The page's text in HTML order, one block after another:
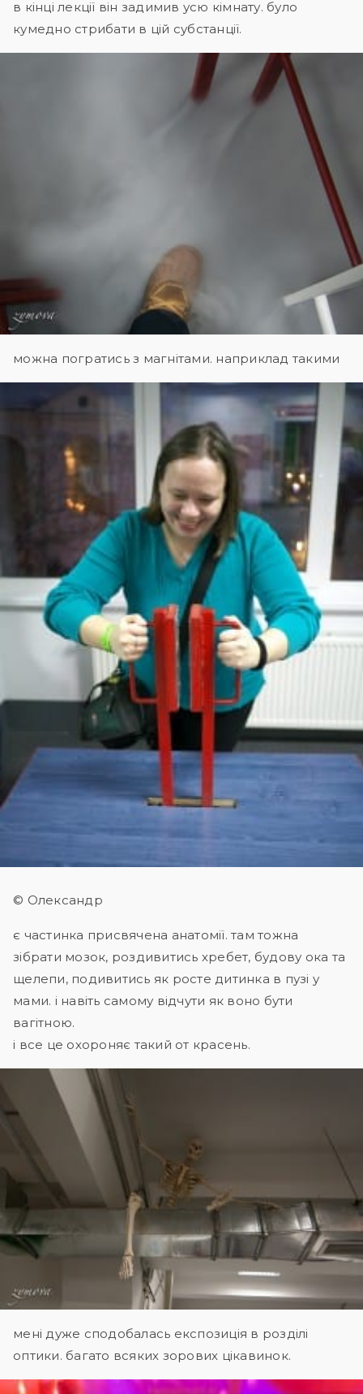
в кінці лекції він задимив усю кімнату. було
кумедно стрибати в цій субстанції.
можна погратись з магнітами. наприклад такими
© Олександр
є частинка присвячена анатомії. там тожна
зібрати мозок, роздивитись хребет, будову ока та
щелепи, подивитись як росте дитинка в пузі у
мами. і навіть самому відчути як воно бути
вагітною.
і все це охороняє такий от красень.
мені дуже сподобалась експозиція в розділі
оптики. багато всяких зорових цікавинок.